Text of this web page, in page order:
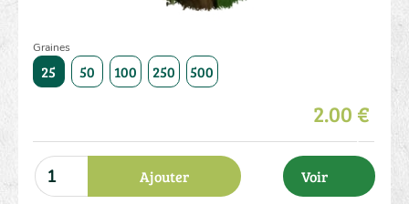
Graines
25 50 100 250 500
2.00 €
Ajouter Voir